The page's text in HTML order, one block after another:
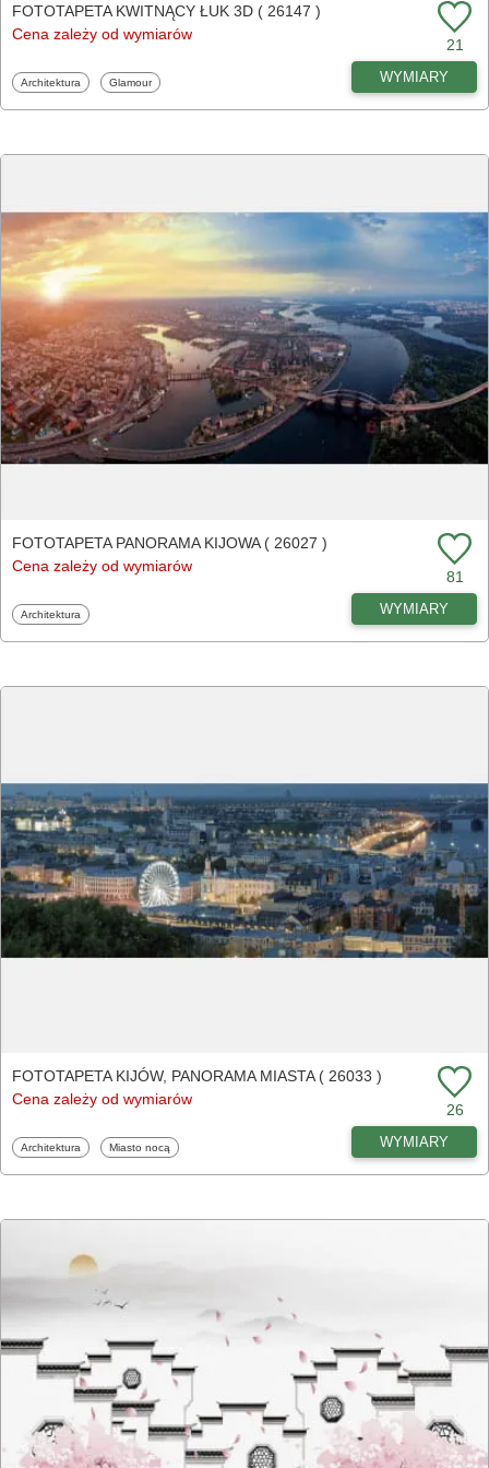
FOTOTAPETA KWITNĄCY ŁUK 3D ( 26147 )
Cena zależy od wymiarów
21
Fototapety
Architektura Fototapety
Glamour WYMIARY
FOTOTAPETA PANORAMA KIJOWA ( 26027 )
Cena zależy od wymiarów
81
Fototapety
Architektura WYMIARY
FOTOTAPETA KIJÓW, PANORAMA MIASTA ( 26033 )
Cena zależy od wymiarów
26
Fototapety
Architektura Fototapety
Miasto nocą WYMIARY